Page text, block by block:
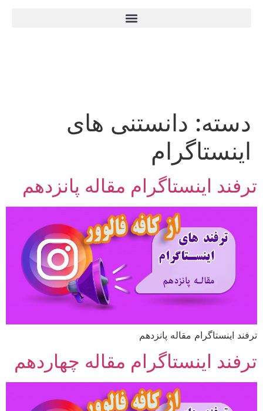
دسته: دانستنی های
اینستاگرام
ترفند اینستاگرام مقاله پانزدهم
ترفند اینستاگرام مقاله پانزدهم
ترفند اینستاگرام مقاله چهاردهم